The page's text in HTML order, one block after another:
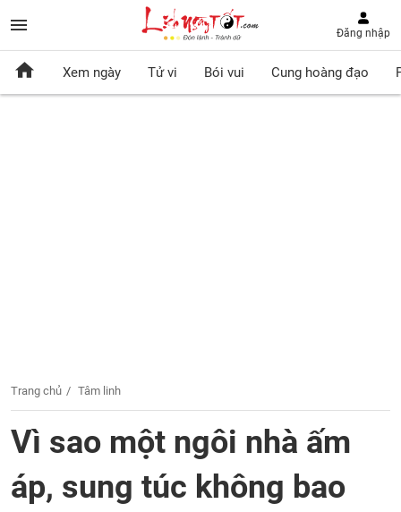
Đăng nhập
Xem ngày Tử vi Bói vui Cung hoàng đạo
Trang chủ Tâm linh
Vì sao một ngôi nhà ấm
áp, sung túc không bao